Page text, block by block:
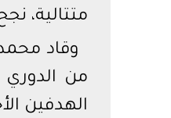
متتالية، نجح في تسجيل 96
وقاد
من
الهدفين